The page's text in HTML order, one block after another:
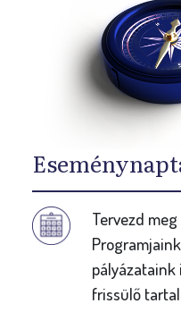
Tervezd
frissülő